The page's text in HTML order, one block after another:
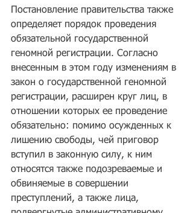
Постановление правительства также
определяет порядок проведения
обязательной государственной
геномной регистрации. Согласно
внесенным в этом году изменениям в
закон о государственной геномной
регистрации, расширен круг лиц, в
отношении которых ее проведение
обязательно: помимо осужденных к
лишению свободы, чей приговор
вступил в законную силу, к ним
относятся также подозреваемые и
обвиняемые в совершении
преступлений, а также лица,